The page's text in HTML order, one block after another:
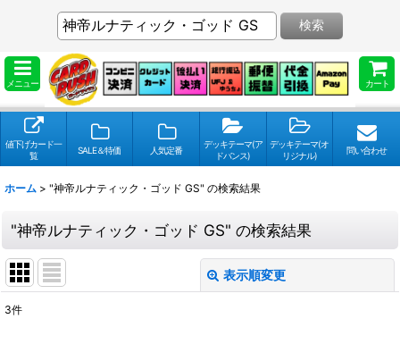
メニュー カート
検索
値下げカード一
覧
SALE＆特価 人気定番
デッキテーマ(ア
ドバンス)
デッキテーマ(オ
リジナル)
問い合わせ
ホーム > "神帝ルナティック・ゴッド GS" の検索結果
"神帝ルナティック・ゴッド GS" の検索結果
表示順変更
検索キーワードをお願い致します
3件